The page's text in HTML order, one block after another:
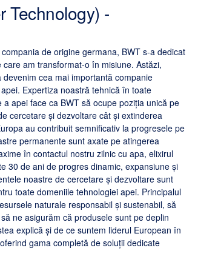
Technology) -
de origine germana, BWT s-a dedicat
am transformat-o în misiune. Astăzi,
cea mai importantă companie
Expertiza noastră tehnică în toate
apei face ca BWT să ocupe poziția unică pe
cercetare și dezvoltare cât și extinderea
au contribuit semnificativ la progresele pe
permanente sunt axate pe atingerea
în contactul nostru zilnic cu apa, elixirul
30 de ani de progres dinamic, expansiune și
noastre de cercetare și dezvoltare sunt
toate domeniile tehnologiei apei. Principalul
naturale responsabil și sustenabil, să
ne asigurăm că produsele sunt pe deplin
explică și de ce suntem liderul European în
gama completă de soluții dedicate